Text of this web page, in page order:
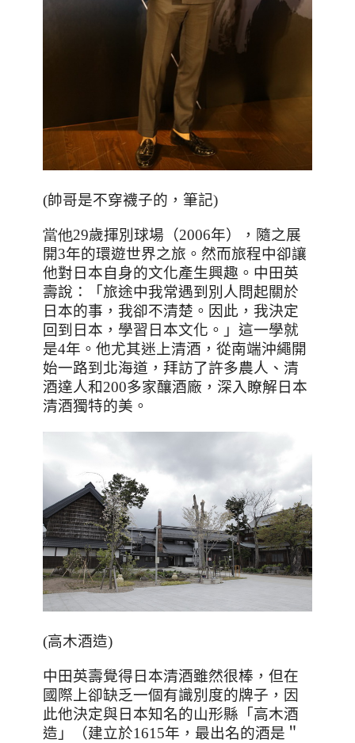
(帥哥是不穿襪子的，筆記)
當他29歲揮別球場（2006年），隨之展
開3年的環遊世界之旅。然而旅程中卻讓
他對日本自身的文化產生興趣。中田英
壽說：「旅途中我常遇到別人問起關於
日本的事，我卻不清楚。因此，我決定
回到日本，學習日本文化。」這一學就
是4年。他尤其迷上清酒，從南端沖繩開
始一路到北海道，拜訪了許多農人、清
酒達人和200多家釀酒廠，深入瞭解日本
清酒獨特的美。
(高木酒造)
中田英壽覺得日本清酒雖然很棒，但在
國際上卻缺乏一個有識別度的牌子，因
此他決定與日本知名的山形縣「高木酒
造」（建立於1615年，最出名的酒是＂